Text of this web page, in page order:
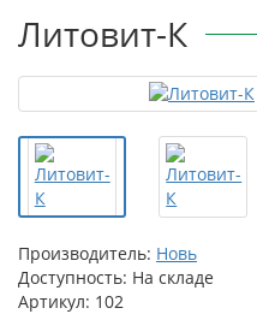
Литовит-К
Производитель: Новь
Доступность: На складе
Артикул: 102